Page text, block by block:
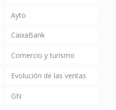
Ayto
CaixaBank
Comercio y turismo
Evolución de las ventas
GN